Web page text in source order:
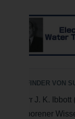
ERFINDER VON
Herr J. K.
geborener